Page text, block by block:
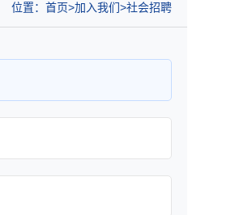
位置： 首页 加入我们 社会招聘